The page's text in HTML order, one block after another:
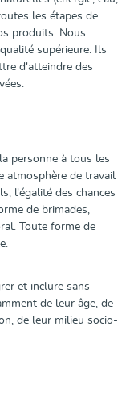
les étapes de
produits. Nous
supérieure. Ils
d'atteindre des
personne à tous les
atmosphère de travail
l'égalité des chances
de brimades,
Toute forme de
et inclure sans
de leur âge, de
de leur milieu socio-